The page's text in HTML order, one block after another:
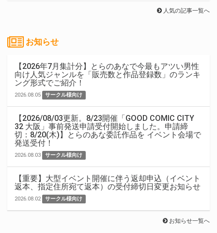
人気の記事一覧へ
お知らせ
【2026年7月集計分】とらのあなで今最もアツい男性
向け人気ジャンルを「販売数と作品登録数」のランキ
ング形式でご紹介！
2026.08.05 サークル様向け
【2026/08/03更新。8/23開催「GOOD COMIC CITY
32 大阪」事前発送申請受付開始しました。申請締
切：8/20(木)】とらのあな委託作品を イベント会場で
発送受付！
2026.08.03 サークル様向け
【重要】大型イベント開催に伴う返却申込（イベント
返本、指定住所宛て返本）の受付締切日変更お知らせ
2026.08.02 サークル様向け
お知らせ一覧へ